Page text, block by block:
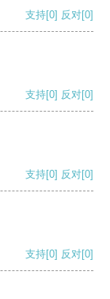
支持[0] 反对[0]
支持[0] 反对[0]
支持[0] 反对[0]
支持[0] 反对[0]